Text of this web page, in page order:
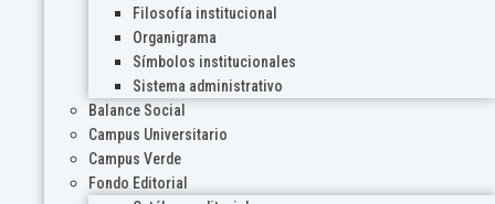
Filosofía institucional
Organigrama
Símbolos institucionales
Sistema administrativo
Balance Social
Campus Universitario
Campus Verde
Fondo Editorial